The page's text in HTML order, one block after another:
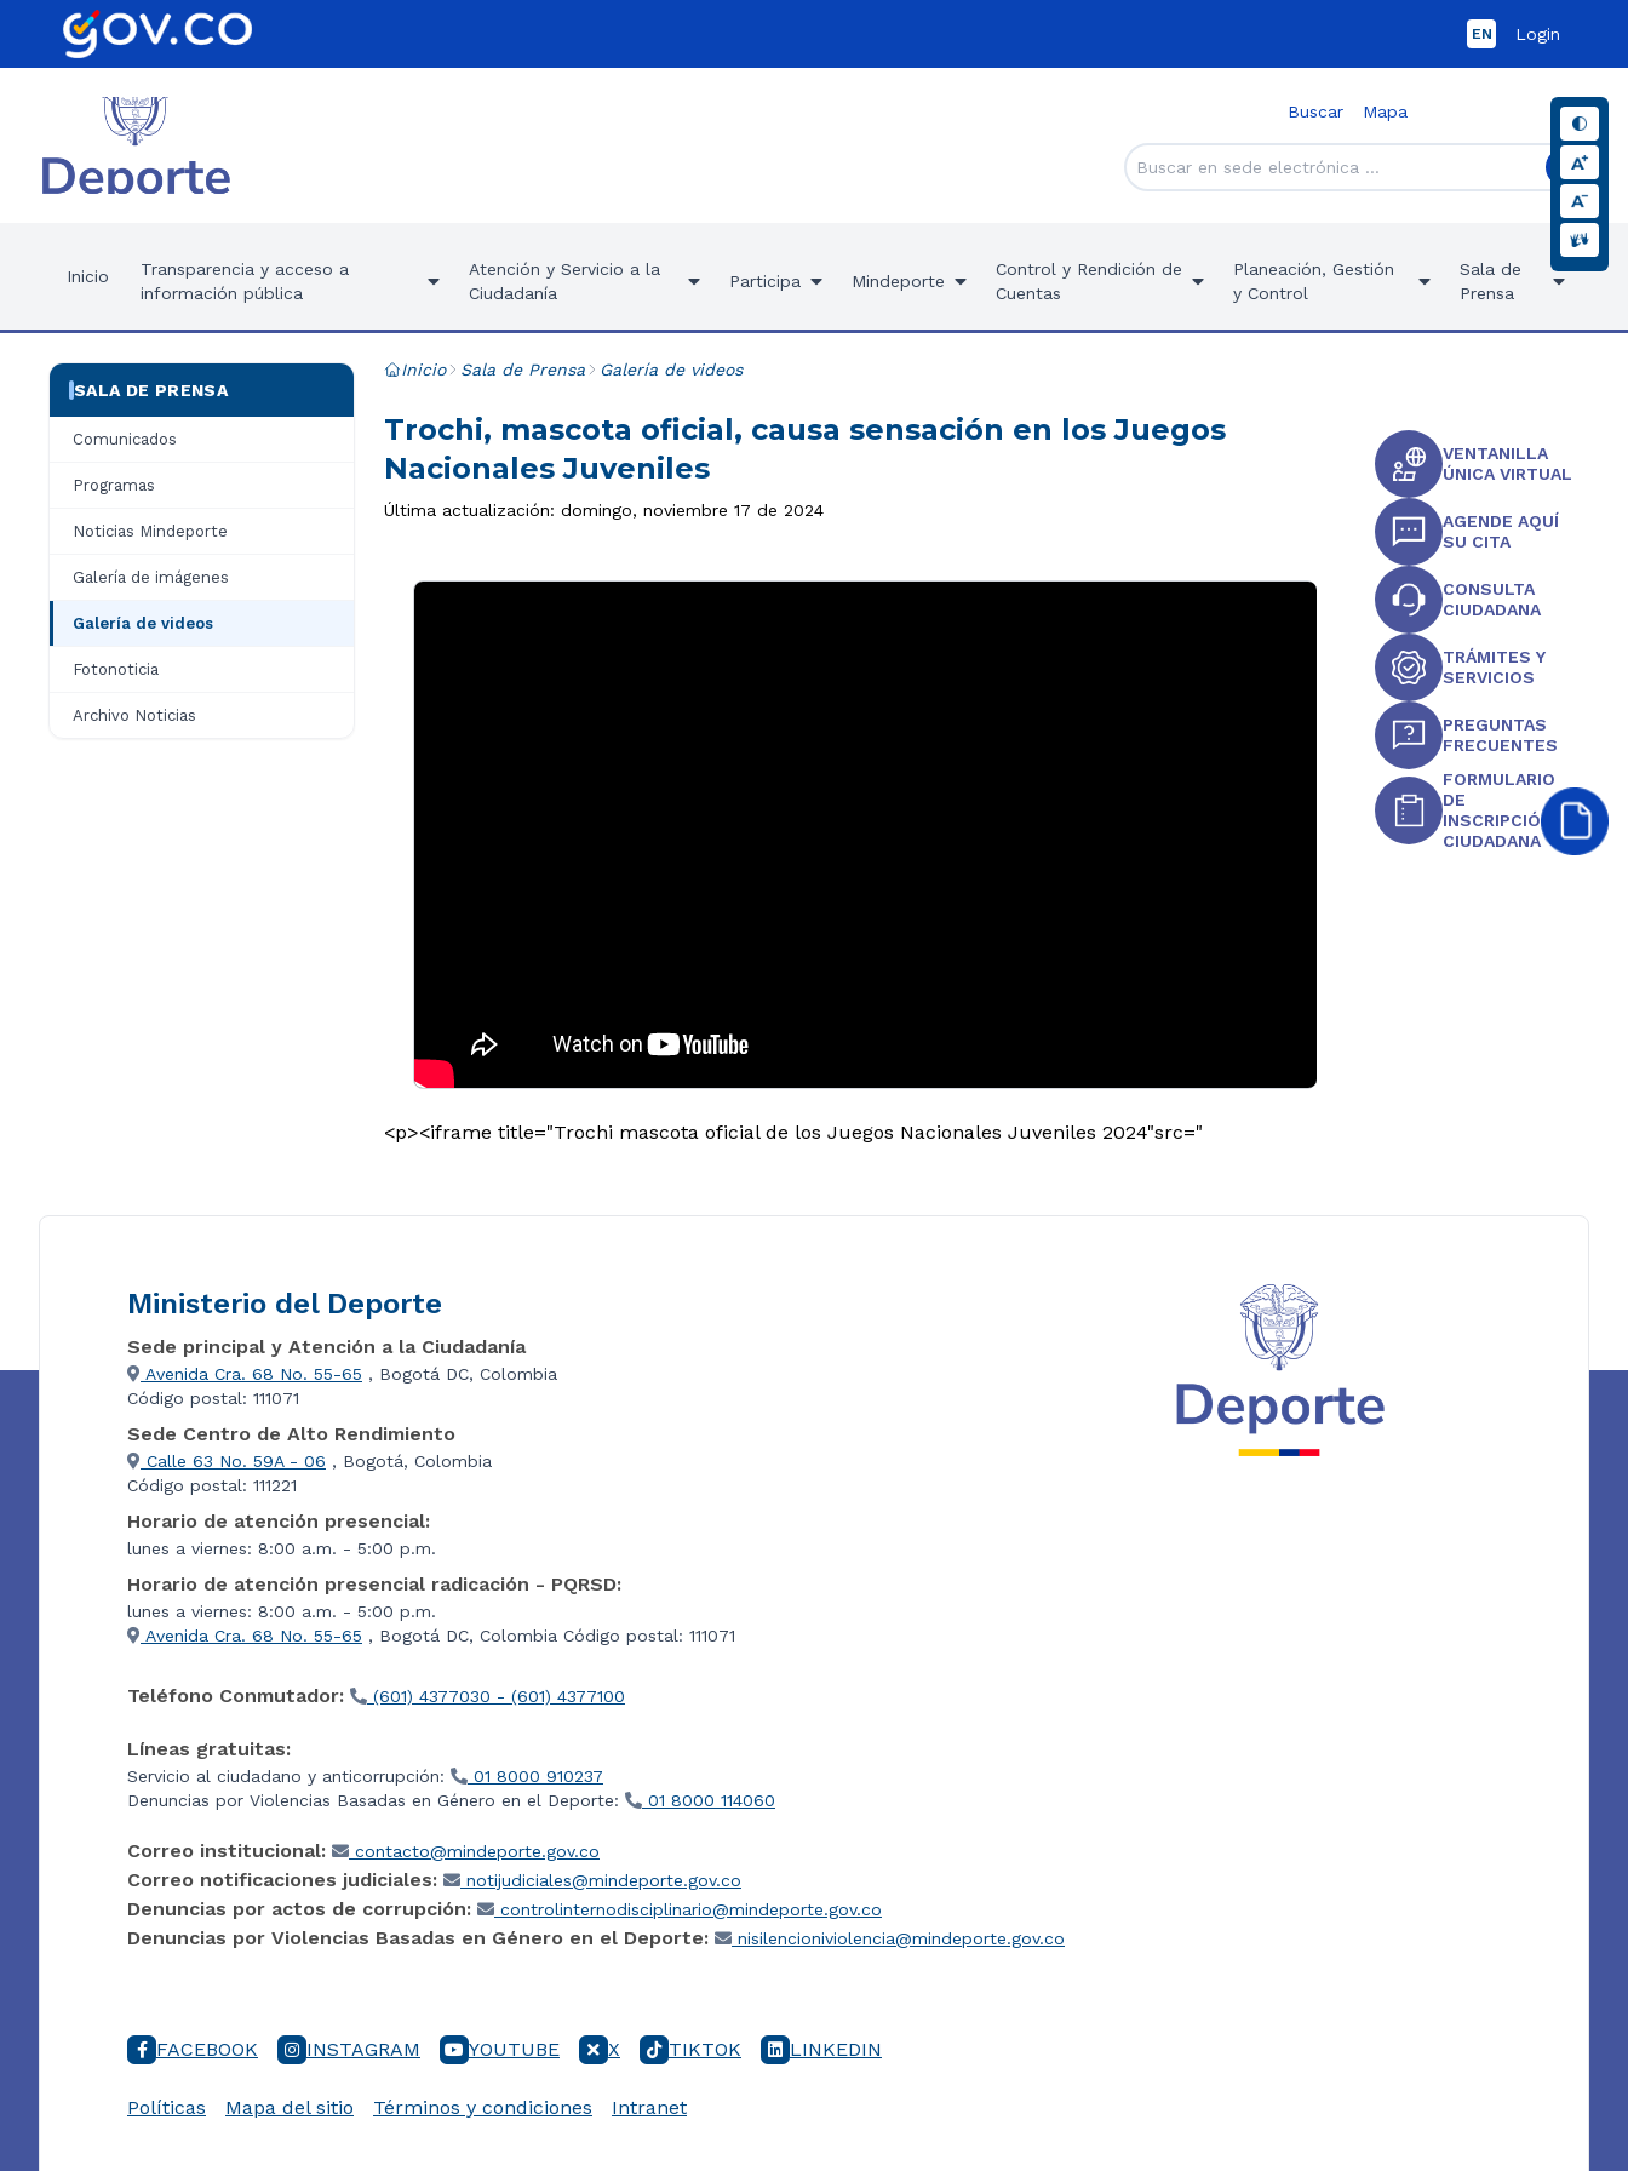
EN Login
Buscar Mapa
Inicio
Transparencia y acceso a
información pública
Atención y Servicio a la
Ciudadanía
Participa Mindeporte
Control y Rendición de
Cuentas
Planeación, Gestión
y Control
Sala de
Prensa
SALA DE PRENSA
Comunicados
Programas
Noticias Mindeporte
Galería de imágenes
Galería de videos
Fotonoticia
Archivo Noticias
Inicio Sala de Prensa Galería de videos
Trochi, mascota oficial, causa sensación en los Juegos
Nacionales Juveniles
Última actualización: domingo, noviembre 17 de 2024
<p><iframe title="Trochi mascota oficial de los Juegos Nacionales Juveniles 2024"src="
VENTANILLA
ÚNICA VIRTUAL
AGENDE AQUÍ
SU CITA
CONSULTA
CIUDADANA
TRÁMITES Y
SERVICIOS
PREGUNTAS
FRECUENTES
FORMULARIO
DE
INSCRIPCIÓN
CIUDADANA
Ministerio del Deporte
Sede principal y Atención a la Ciudadanía
Avenida Cra. 68 No. 55-65 , Bogotá DC, Colombia
Código postal: 111071
Sede Centro de Alto Rendimiento
Calle 63 No. 59A - 06 , Bogotá, Colombia
Código postal: 111221
Horario de atención presencial:
lunes a viernes: 8:00 a.m. - 5:00 p.m.
Horario de atención presencial radicación - PQRSD:
lunes a viernes: 8:00 a.m. - 5:00 p.m.
Avenida Cra. 68 No. 55-65 , Bogotá DC, Colombia Código postal: 111071
Teléfono Conmutador: (601) 4377030 - (601) 4377100
Líneas gratuitas:
Servicio al ciudadano y anticorrupción:
01 8000 910237
Denuncias por Violencias Basadas en Género en el Deporte:
01 8000 114060
Correo institucional: contacto@mindeporte.gov.co
Correo notificaciones judiciales: notijudiciales@mindeporte.gov.co
Denuncias por actos de corrupción: controlinternodisciplinario@mindeporte.gov.co
Denuncias por Violencias Basadas en Género en el Deporte: nisilencioniviolencia@mindeporte.gov.co
FACEBOOK INSTAGRAM YOUTUBE X TIKTOK LINKEDIN
Políticas Mapa del sitio Términos y condiciones Intranet